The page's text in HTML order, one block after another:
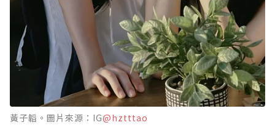
黃子韜。圖片來源：IG@hztttao